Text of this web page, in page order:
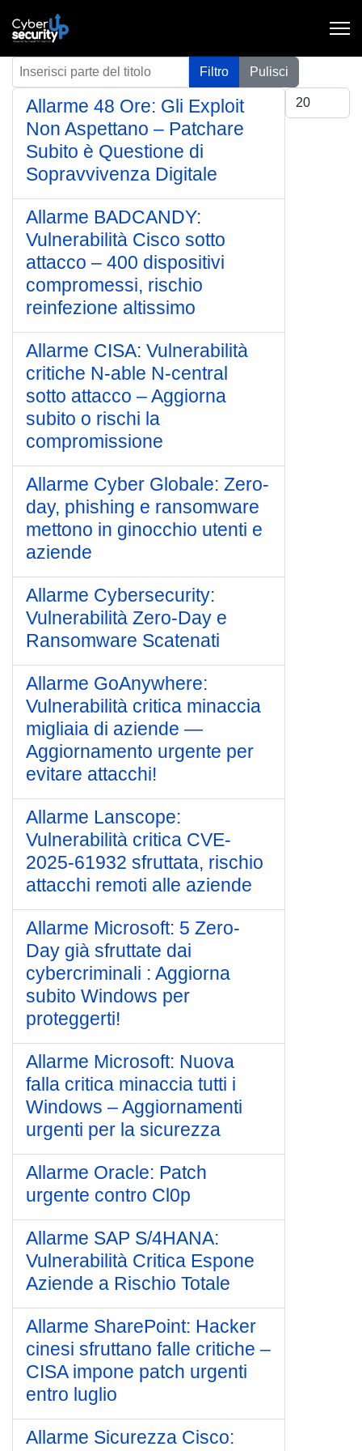
Inserisci parte del titolo Filtro
Pulisci
Visualizza #
Allarme 48 Ore: Gli Exploit
Non Aspettano – Patchare
Subito è Questione di
Sopravvivenza Digitale
Allarme BADCANDY:
Vulnerabilità Cisco sotto
attacco – 400 dispositivi
compromessi, rischio
reinfezione altissimo
Allarme CISA: Vulnerabilità
critiche N-able N-central
sotto attacco – Aggiorna
subito o rischi la
compromissione
Allarme Cyber Globale: Zero-
day, phishing e ransomware
mettono in ginocchio utenti e
aziende
Allarme Cybersecurity:
Vulnerabilità Zero-Day e
Ransomware Scatenati
Allarme GoAnywhere:
Vulnerabilità critica minaccia
migliaia di aziende —
Aggiornamento urgente per
evitare attacchi!
Allarme Lanscope:
Vulnerabilità critica CVE-
2025-61932 sfruttata, rischio
attacchi remoti alle aziende
Allarme Microsoft: 5 Zero-
Day già sfruttate dai
cybercriminali : Aggiorna
subito Windows per
proteggerti!
Allarme Microsoft: Nuova
falla critica minaccia tutti i
Windows – Aggiornamenti
urgenti per la sicurezza
Allarme Oracle: Patch
urgente contro Cl0p
Allarme SAP S/4HANA:
Vulnerabilità Critica Espone
Aziende a Rischio Totale
Allarme SharePoint: Hacker
cinesi sfruttano falle critiche –
CISA impone patch urgenti
entro luglio
Allarme Sicurezza Cisco: